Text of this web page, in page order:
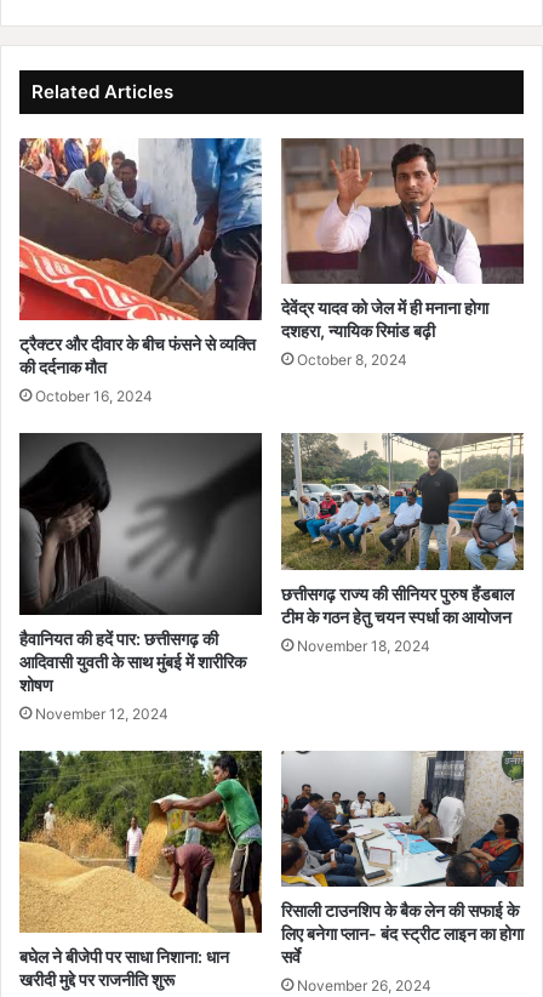
रचा
इतिहास
Related Articles
ट्रैक्टर और दीवार के बीच फंसने से व्यक्ति
की दर्दनाक मौत
October 16, 2024
देवेंद्र यादव को जेल में ही मनाना होगा
दशहरा, न्यायिक रिमांड बढ़ी
October 8, 2024
हैवानियत की हदें पार: छत्तीसगढ़ की
आदिवासी युवती के साथ मुंबई में शारीरिक
शोषण
November 12, 2024
छत्तीसगढ़ राज्य की सीनियर पुरुष हैंडबाल
टीम के गठन हेतु चयन स्पर्धा का आयोजन
November 18, 2024
बघेल ने बीजेपी पर साधा निशाना: धान
खरीदी मुद्दे पर राजनीति शुरू
रिसाली टाउनशिप के बैक लेन की सफाई के
लिए बनेगा प्लान- बंद स्ट्रीट लाइन का होगा
सर्वे
November 26, 2024